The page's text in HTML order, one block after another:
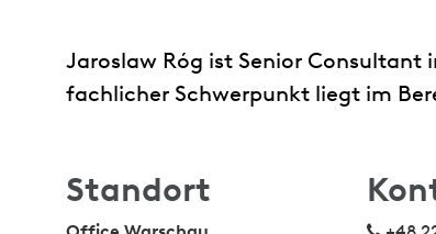
Jaroslaw Róg ist Senior Consultant
fachlicher Schwerpunkt liegt im
Standort